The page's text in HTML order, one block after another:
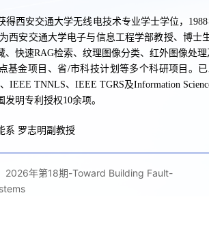
得西安交通大学无线电技术专业学士学位，
为西安交通大学电子与信息工程学部教授、博
、快速RAG检索、纹理图像分类、红外图像处
基金项目、省/市科技计划等多个科研项目。
TNNLS、IEEE TGRS及Information
明专利授权10余项。
系 罗志明副教授
2026年第18期-Toward Building Fault-